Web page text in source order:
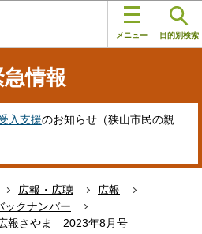
メニュー 目的別検索
急情報
入支援のお知らせ（狭山市民の親
広報・広聴
広報
ックナンバー
報さやま 2023年8月号